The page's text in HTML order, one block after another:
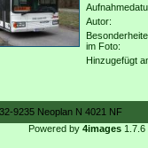
Autor:
im Foto:
Hinzugefügt
9235 Neoplan N 4021 NF
Powered by 4images1.7.6